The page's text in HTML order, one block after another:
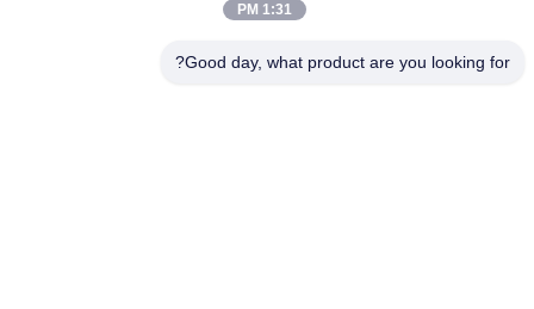
+86-18912490312
بريد إلكتروني
1:31 PM
Good day, what product are you looking for?